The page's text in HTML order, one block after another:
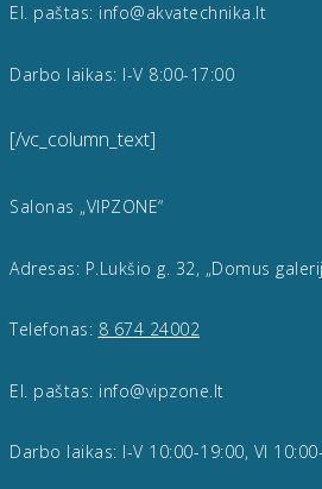
El. paštas: info@akvatechnika.lt
Darbo laikas: I-V 8:00-17:00
[/vc_column_text]
Salonas „VIPZONE“
Adresas: P.Lukšio g. 32, „Domus
Telefonas: 8 674 24002
El. paštas: info@vipzone.lt
Darbo laikas: I-V 10:00-19:00, VI